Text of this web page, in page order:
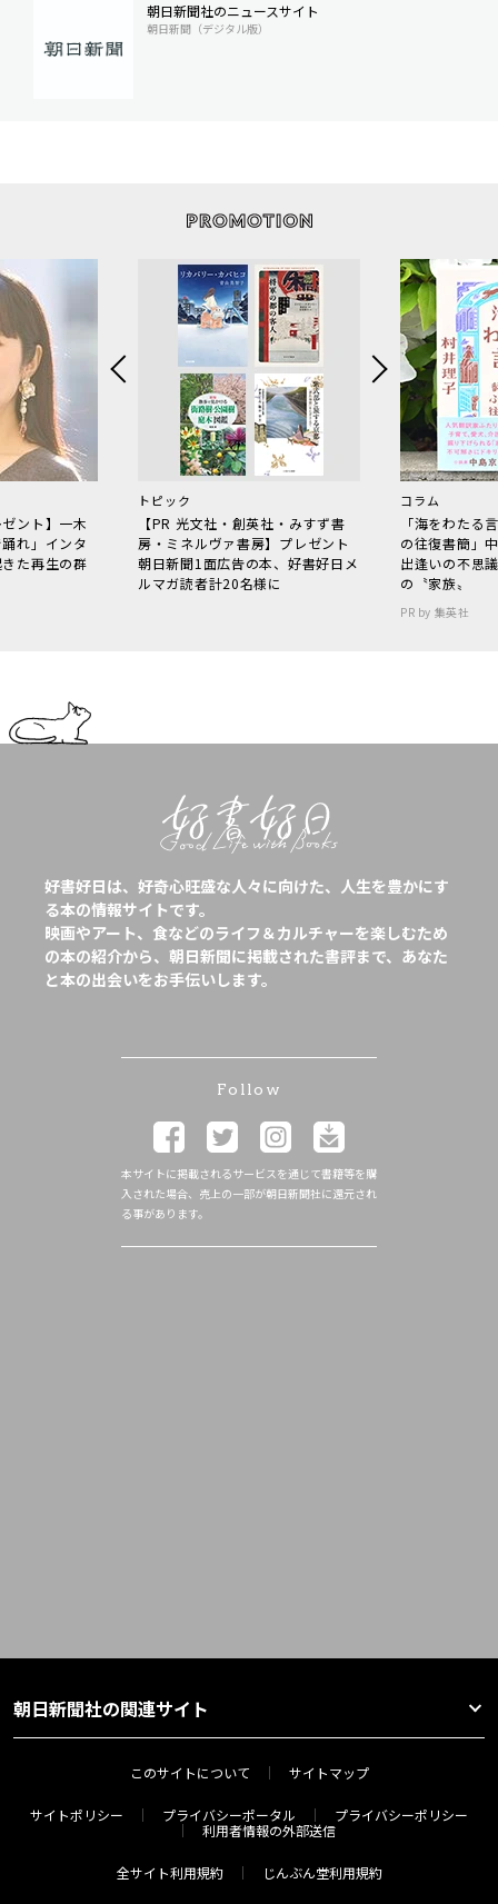
朝日新聞社のニュースサイト
朝日新聞（デジタル版）
ント】一木
れ」インタ
た再生の群
トピック
【PR 光文社・創英社・みすず書
房・ミネルヴァ書房】プレゼント
朝日新聞1面広告の本、好書好日メ
ルマガ読者計20名様に
コラム
「海をわた
の往復書簡」
出逢いの不思
の〝家族〟
PR by 集英社
好書好日は、好奇心旺盛な人々に向けた、人生を豊かにす
る本の情報サイトです。
映画やアート、食などのライフ＆カルチャーを楽しむため
の本の紹介から、朝日新聞に掲載された書評まで、あなた
と本の出会いをお手伝いします。
Follow
本サイトに掲載されるサービスを通じて書籍等を購
入された場合、売上の一部が朝日新聞社に還元され
る事があります。
朝日新聞社の関連サイト
このサイトについて サイトマップ
サイトポリシー プライバシーポータル
プライバシーポリシー
利用者情報の外部送信
全サイト利用規約 じんぶん堂利用規約